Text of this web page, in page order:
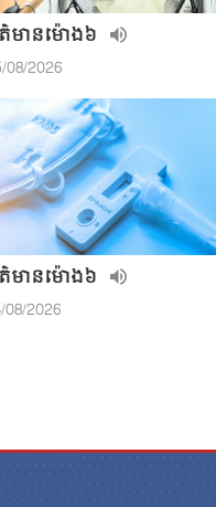
មាន​ម៉ោង៦
08/2026
មាន​ម៉ោង៦
08/2026